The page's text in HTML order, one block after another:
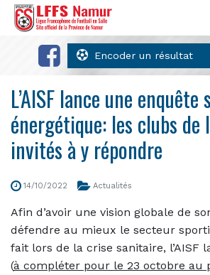
Encoder un résultat
L’AISF lance une
énergétique: les clubs de
invités à y répondre
14/10/2022 Actualités
Afin d’avoir une vision globale de
défendre au mieux le secteur
fait lors de la crise sanitaire, l’AISF
(à compléter pour le 23 octobre au